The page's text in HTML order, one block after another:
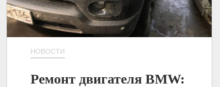
НОВОСТИ
Ремонт двигателя BMW: